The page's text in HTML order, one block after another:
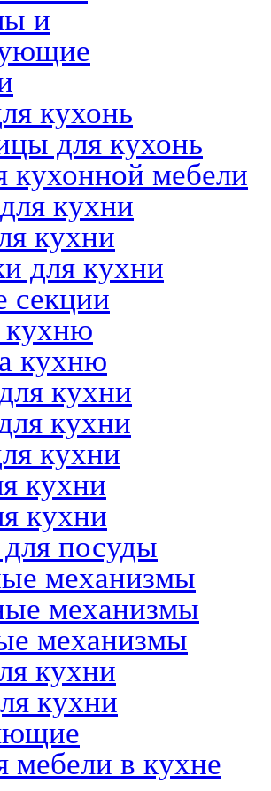
и
кухонь
для кухонь
кухонной мебели
кухни
кухни
для кухни
секции
кухню
кухню
кухни
кухни
кухни
кухни
кухни
посуды
механизмы
механизмы
механизмы
кухни
кухни
мебели в кухне